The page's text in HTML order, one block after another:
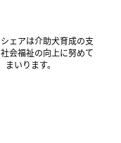
ェアは介助犬育成の支
会福祉の向上に努めて
まいります。